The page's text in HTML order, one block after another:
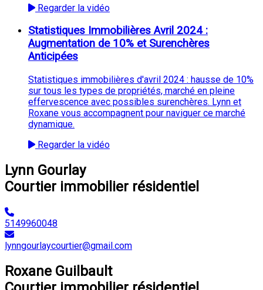
Regarder la vidéo
Statistiques Immobilières Avril 2024 :
Augmentation de 10% et Surenchères
Anticipées
Statistiques immobilières d'avril 2024 : hausse de 10%
sur tous les types de propriétés, marché en pleine
effervescence avec possibles surenchères. Lynn et
Roxane vous accompagnent pour naviguer ce marché
dynamique.
Regarder la vidéo
Lynn Gourlay
Courtier immobilier résidentiel
5149960048
lynngourlaycourtier@gmail.com
Roxane Guilbault